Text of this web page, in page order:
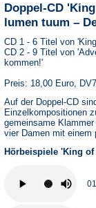
Doppel-CD
lumen tuum –
CD 1 - 6 Titel von
CD 2 - 9 Titel von
kommen!'
Preis: 18,00 Euro,
Auf der Doppel-CD
Einzelkompositionen
gemeinsame
vier Damen mit einem
Hörbeispiele 'King